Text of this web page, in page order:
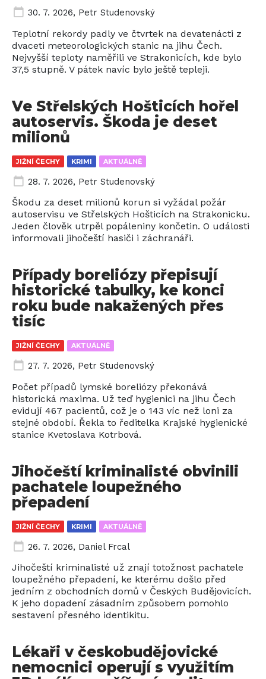
30. 7. 2026, Petr Studenovský
Teplotní rekordy padly ve čtvrtek na devatenácti z
dvaceti meteorologických stanic na jihu Čech.
Nejvyšší teploty naměřili ve Strakonicích, kde bylo
37,5 stupně. V pátek navíc bylo ještě tepleji.
JIŽNÍ ČECHY KRIMI AKTUÁLNĚ
Ve Střelských Hošticích hořel
autoservis. Škoda je deset
milionů
28. 7. 2026, Petr Studenovský
Škodu za deset milionů korun si vyžádal požár
autoservisu ve Střelských Hošticích na Strakonicku.
Jeden člověk utrpěl popáleniny končetin. O události
informovali jihočeští hasiči i záchranáři.
JIŽNÍ ČECHY AKTUÁLNĚ
Případy boreliózy přepisují
historické tabulky, ke konci
roku bude nakažených přes
tisíc
27. 7. 2026, Petr Studenovský
Počet případů lymské boreliózy překonává
historická maxima. Už teď hygienici na jihu Čech
evidují 467 pacientů, což je o 143 víc než loni za
stejné období. Řekla to ředitelka Krajské hygienické
stanice Kvetoslava Kotrbová.
JIŽNÍ ČECHY KRIMI AKTUÁLNĚ
Jihočeští kriminalisté obvinili
pachatele loupežného
přepadení
26. 7. 2026, Daniel Frcal
Jihočeští kriminalisté už znají totožnost pachatele
loupežného přepadení, ke kterému došlo před
jedním z obchodních domů v Českých Budějovicích.
K jeho dopadení zásadním způsobem pomohlo
sestavení přesného identikitu.
Lékaři v českobudějovické
nemocnici operují s využitím